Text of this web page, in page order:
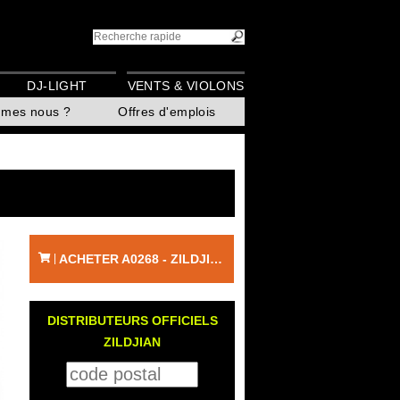
nous ? Offres d'emplois
DJ-LIGHT VENTS & VIOLONS
ACHETER A0268 - ZILDJIAN
DISTRIBUTEURS OFFICIELS
ZILDJIAN